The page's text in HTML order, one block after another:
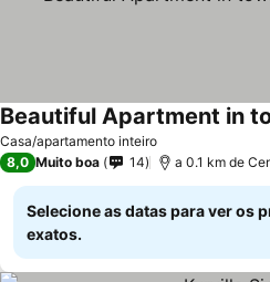
Casa/apartamento inteiro
8,0 Muito boa 14 a 0.1 km de
Selecione as datas para ver os
exatos.